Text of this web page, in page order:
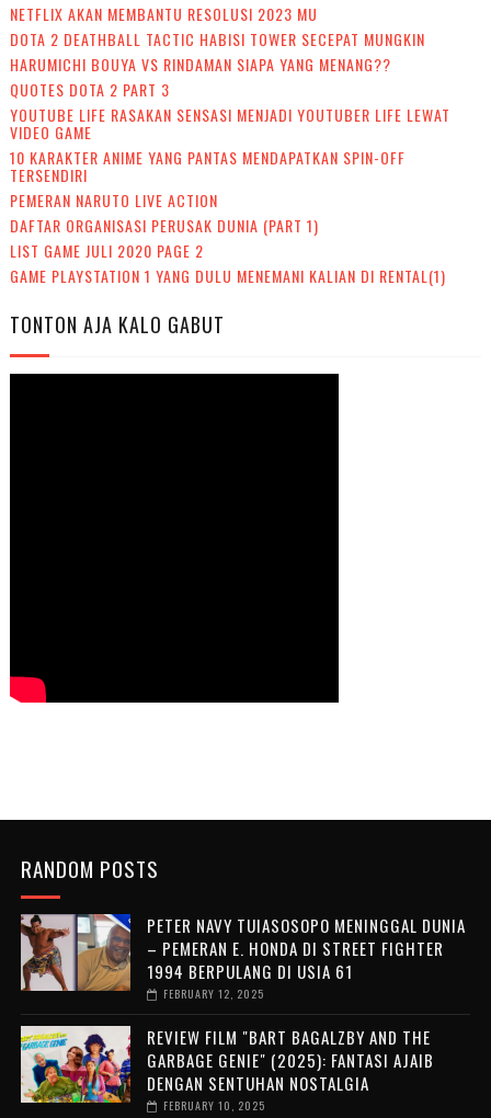
NETFLIX AKAN MEMBANTU RESOLUSI 2023 MU
DOTA 2 DEATHBALL TACTIC HABISI TOWER SECEPAT MUNGKIN
HARUMICHI BOUYA VS RINDAMAN SIAPA YANG MENANG??
QUOTES DOTA 2 PART 3
YOUTUBE LIFE RASAKAN SENSASI MENJADI YOUTUBER LIFE LEWAT
VIDEO GAME
10 KARAKTER ANIME YANG PANTAS MENDAPATKAN SPIN-OFF
TERSENDIRI
PEMERAN NARUTO LIVE ACTION
DAFTAR ORGANISASI PERUSAK DUNIA (PART 1)
LIST GAME JULI 2020 PAGE 2
GAME PLAYSTATION 1 YANG DULU MENEMANI KALIAN DI RENTAL(1)
TONTON AJA KALO GABUT
RANDOM POSTS
PETER NAVY TUIASOSOPO MENINGGAL DUNIA
– PEMERAN E. HONDA DI STREET FIGHTER
1994 BERPULANG DI USIA 61
FEBRUARY 12, 2025
REVIEW FILM "BART BAGALZBY AND THE
GARBAGE GENIE" (2025): FANTASI AJAIB
DENGAN SENTUHAN NOSTALGIA
FEBRUARY 10, 2025